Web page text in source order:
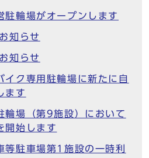
駐輪場がオープンします
知らせ
知らせ
イク専用駐輪場に新たに自
ます
輪場（第9施設）において
開始します
等駐車場第1施設の一時利